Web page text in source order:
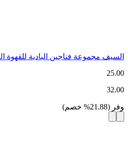
السيف مجموعة فناجين البادية للقهوة
25.00
32.00
وفر (
21.88
% خصم)